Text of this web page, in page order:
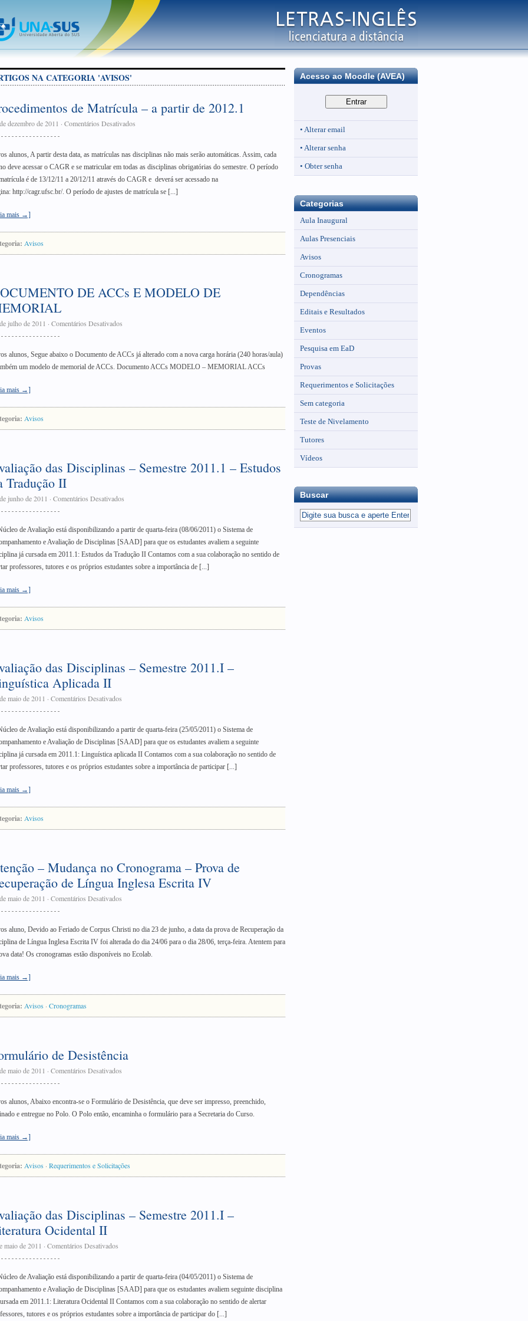
NA CATEGORIA 'AVISOS'
de Matrícula – a partir de 2012.1
dezembro de 2011 · Comentários Desativados
alunos, A partir desta data, as matrículas nas disciplinas não mais serão automáticas. Assim, cada
deve acessar o CAGR e se matricular em todas as disciplinas obrigatórias do semestre. O período
é de 13/12/11 a 20/12/11 através do CAGR e deverá ser acessado na
http://cagr.ufsc.br/. O período de ajustes de matrícula se [...]
mais →]
Avisos
DE ACCs E MODELO DE
julho de 2011 · Comentários Desativados
alunos, Segue abaixo o Documento de ACCs já alterado com a nova carga horária (240 horas/aula)
um modelo de memorial de ACCs. Documento ACCs MODELO – MEMORIAL ACCs
mais →]
Avisos
das Disciplinas – Semestre 2011.1 – Estudos
Tradução II
junho de 2011 · Comentários Desativados
de Avaliação está disponibilizando a partir de quarta-feira (08/06/2011) o Sistema de
e Avaliação de Disciplinas [SAAD] para que os estudantes avaliem a seguinte
já cursada em 2011.1: Estudos da Tradução II Contamos com a sua colaboração no sentido de
professores, tutores e os próprios estudantes sobre a importância de [...]
mais →]
Avisos
das Disciplinas – Semestre 2011.I –
Aplicada II
maio de 2011 · Comentários Desativados
de Avaliação está disponibilizando a partir de quarta-feira (25/05/2011) o Sistema de
e Avaliação de Disciplinas [SAAD] para que os estudantes avaliem a seguinte
já cursada em 2011.1: Linguística aplicada II Contamos com a sua colaboração no sentido de
professores, tutores e os próprios estudantes sobre a importância de participar [...]
mais →]
Avisos
– Mudança no Cronograma – Prova de
de Língua Inglesa Escrita IV
maio de 2011 · Comentários Desativados
aluno, Devido ao Feriado de Corpus Christi no dia 23 de junho, a data da prova de Recuperação da
de Língua Inglesa Escrita IV foi alterada do dia 24/06 para o dia 28/06, terça-feira. Atentem para
data! Os cronogramas estão disponíveis no Ecolab.
mais →]
Avisos · Cronogramas
de Desistência
maio de 2011 · Comentários Desativados
alunos, Abaixo encontra-se o Formulário de Desistência, que deve ser impresso, preenchido,
e entregue no Polo. O Polo então, encaminha o formulário para a Secretaria do Curso.
mais →]
Avisos · Requerimentos e Solicitações
das Disciplinas – Semestre 2011.I –
Ocidental II
maio de 2011 · Comentários Desativados
de Avaliação está disponibilizando a partir de quarta-feira (04/05/2011) o Sistema de
e Avaliação de Disciplinas [SAAD] para que os estudantes avaliem seguinte disciplina
em 2011.1: Literatura Ocidental II Contamos com a sua colaboração no sentido de alertar
tutores e os próprios estudantes sobre a importância de participar do [...]
Acesso ao Moodle (AVEA)
• Alterar email
• Alterar senha
• Obter senha
Categorias
Aula Inaugural
Aulas Presenciais
Avisos
Cronogramas
Dependências
Editais e Resultados
Eventos
Pesquisa em EaD
Provas
Requerimentos e Solicitações
Sem categoria
Teste de Nivelamento
Tutores
Vídeos
Buscar